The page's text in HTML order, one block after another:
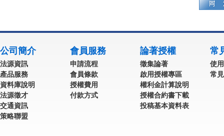
公司簡介
法源資訊
產品服務
資料庫說明
法源徵才
交通資訊
策略聯盟
會員服務
申請流程
會員條款
授權費用
付款方式
論著授權
徵集論著
啟用授權專區
權利金計算說明
授權合約書下載
投稿基本資料表
常
使
常